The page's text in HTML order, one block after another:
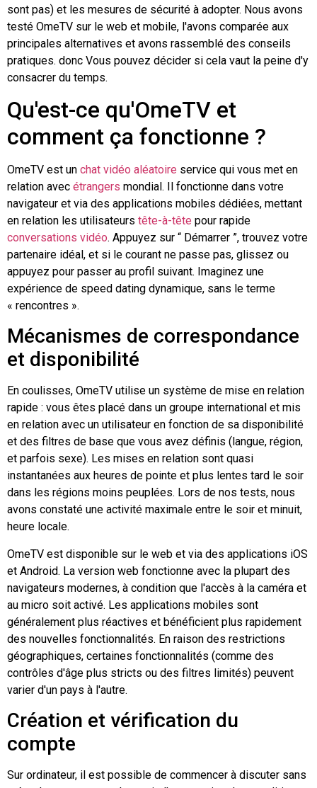
sont pas) et les mesures de sécurité à adopter. Nous avons
testé OmeTV sur le web et mobile, l'avons comparée aux
principales alternatives et avons rassemblé des conseils
pratiques. donc Vous pouvez décider si cela vaut la peine d'y
consacrer du temps.
Qu'est-ce qu'OmeTV et
comment ça fonctionne ?
OmeTV est un chat vidéo aléatoire service qui vous met en
relation avec étrangers mondial. Il fonctionne dans votre
navigateur et via des applications mobiles dédiées, mettant
en relation les utilisateurs tête-à-tête pour rapide
conversations vidéo. Appuyez sur “ Démarrer ”, trouvez votre
partenaire idéal, et si le courant ne passe pas, glissez ou
appuyez pour passer au profil suivant. Imaginez une
expérience de speed dating dynamique, sans le terme
« rencontres ».
Mécanismes de correspondance
et disponibilité
En coulisses, OmeTV utilise un système de mise en relation
rapide : vous êtes placé dans un groupe international et mis
en relation avec un utilisateur en fonction de sa disponibilité
et des filtres de base que vous avez définis (langue, région,
et parfois sexe). Les mises en relation sont quasi
instantanées aux heures de pointe et plus lentes tard le soir
dans les régions moins peuplées. Lors de nos tests, nous
avons constaté une activité maximale entre le soir et minuit,
heure locale.
OmeTV est disponible sur le web et via des applications iOS
et Android. La version web fonctionne avec la plupart des
navigateurs modernes, à condition que l'accès à la caméra et
au micro soit activé. Les applications mobiles sont
généralement plus réactives et bénéficient plus rapidement
des nouvelles fonctionnalités. En raison des restrictions
géographiques, certaines fonctionnalités (comme des
contrôles d'âge plus stricts ou des filtres limités) peuvent
varier d'un pays à l'autre.
Création et vérification du
compte
Sur ordinateur, il est possible de commencer à discuter sans